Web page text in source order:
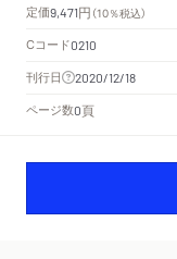
定価9,471円 （10％税込）
Cコード0210
刊行日
2020/12/18
ページ数0頁